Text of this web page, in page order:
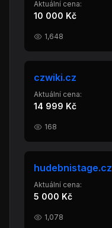
Aktuální cena:
10 000 Kč
1,648
czwiki.cz
Aktuální cena:
14 999 Kč
168
hudebnistage.cz
Aktuální cena:
5 000 Kč
1,078